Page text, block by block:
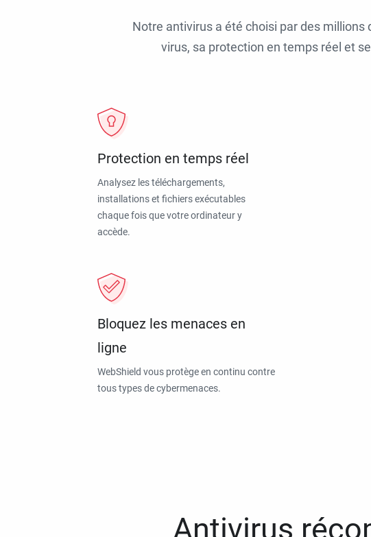
Notre antivirus a été choisi par des
virus, sa protection en temps réel et
Protection en temps réel
Analysez les téléchargements,
installations et fichiers exécutables
chaque fois que votre ordinateur y
accède.
Bloquez les menaces en
ligne
WebShield vous protège en continu contre
tous types de cybermenaces.
Antivirus